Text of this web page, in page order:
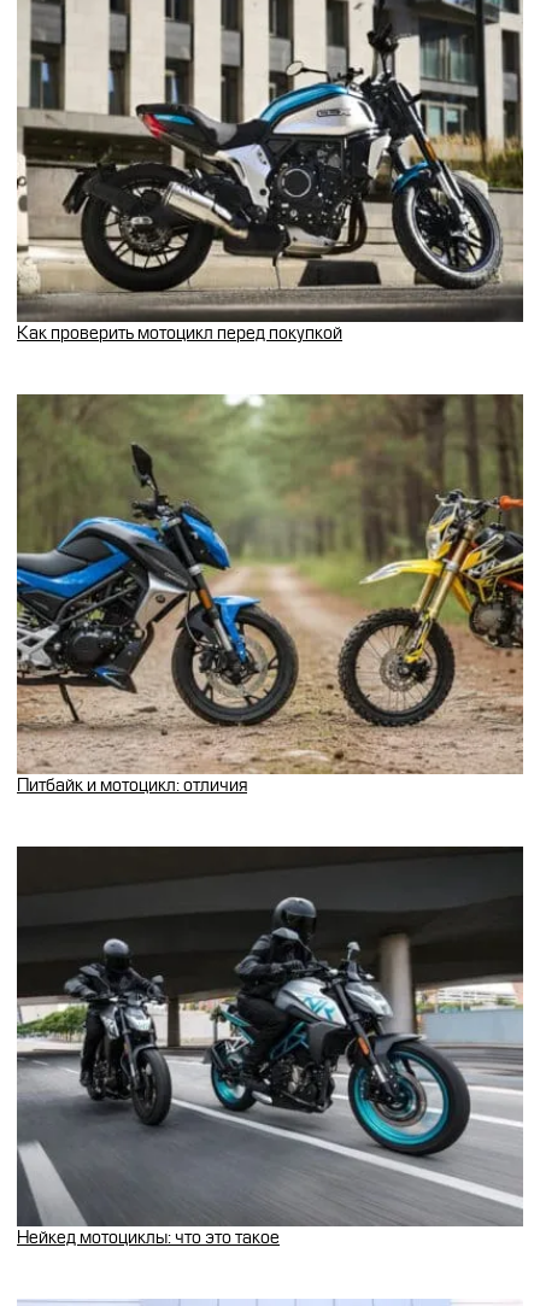
Как проверить мотоцикл перед покупкой
Питбайк и мотоцикл: отличия
Нейкед мотоциклы: что это такое